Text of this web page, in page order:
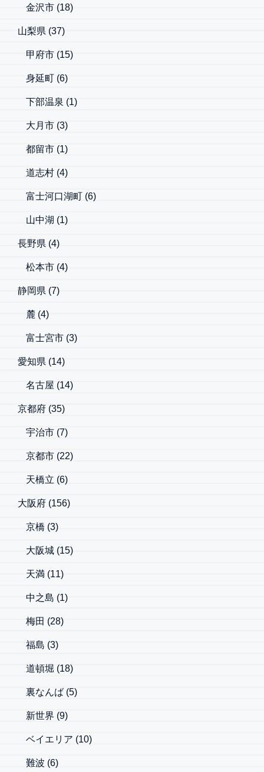
金沢市 (18)
山梨県 (37)
甲府市 (15)
身延町 (6)
下部温泉 (1)
大月市 (3)
都留市 (1)
道志村 (4)
富士河口湖町 (6)
山中湖 (1)
長野県 (4)
松本市 (4)
静岡県 (7)
麓 (4)
富士宮市 (3)
愛知県 (14)
名古屋 (14)
京都府 (35)
宇治市 (7)
京都市 (22)
天橋立 (6)
大阪府 (156)
京橋 (3)
大阪城 (15)
天満 (11)
中之島 (1)
梅田 (28)
福島 (3)
道頓堀 (18)
裏なんば (5)
新世界 (9)
ベイエリア (10)
難波 (6)